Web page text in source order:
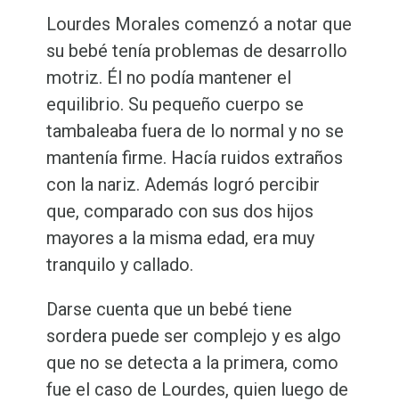
Lourdes Morales comenzó a notar que
su bebé tenía problemas de desarrollo
motriz. Él no podía mantener el
equilibrio. Su pequeño cuerpo se
tambaleaba fuera de lo normal y no se
mantenía firme. Hacía ruidos extraños
con la nariz. Además logró percibir
que, comparado con sus dos hijos
mayores a la misma edad, era muy
tranquilo y callado.
Darse cuenta que un bebé tiene
sordera puede ser complejo y es algo
que no se detecta a la primera, como
fue el caso de Lourdes, quien luego de